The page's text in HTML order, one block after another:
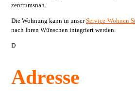
zentrumsnah.
Die Wohnung kann in unserService-Wohnen
nach Ihren Wünschen integriert werden.
D
Adresse